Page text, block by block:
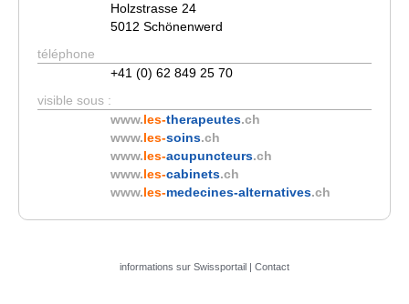
Holzstrasse 24
5012 Schönenwerd
téléphone
+41 (0) 62 849 25 70
visible sous :
www.les-therapeutes.ch
www.les-soins.ch
www.les-acupuncteurs.ch
www.les-cabinets.ch
www.les-medecines-alternatives.ch
informations sur Swissportail | Contact